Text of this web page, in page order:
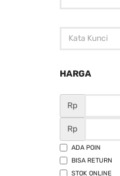
HARGA
Rp
Rp
ADA POIN
BISA RETURN
STOK ONLINE